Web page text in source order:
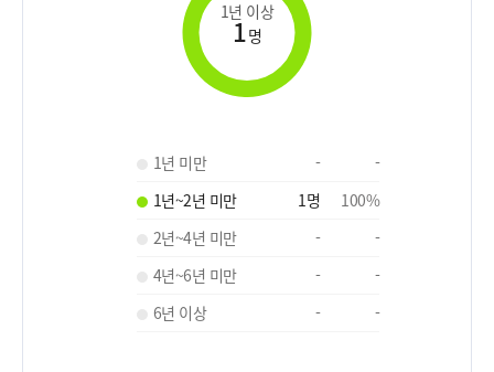
1년 이상
1명
1년 미만 -
-
1년~2년 미만
1명 100%
2년~4년 미만
-
-
4년~6년 미만
-
-
6년 이상
- -